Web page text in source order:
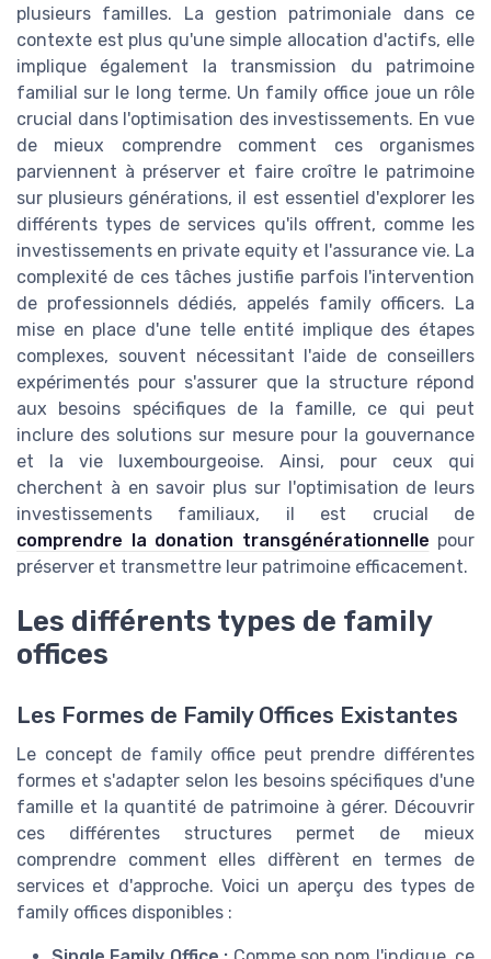
plusieurs familles. La gestion patrimoniale dans ce
contexte est plus qu'une simple allocation d'actifs, elle
implique également la transmission du patrimoine
familial sur le long terme. Un family office joue un rôle
crucial dans l'optimisation des investissements. En vue
de mieux comprendre comment ces organismes
parviennent à préserver et faire croître le patrimoine
sur plusieurs générations, il est essentiel d'explorer les
différents types de services qu'ils offrent, comme les
investissements en private equity et l'assurance vie. La
complexité de ces tâches justifie parfois l'intervention
de professionnels dédiés, appelés family officers. La
mise en place d'une telle entité implique des étapes
complexes, souvent nécessitant l'aide de conseillers
expérimentés pour s'assurer que la structure répond
aux besoins spécifiques de la famille, ce qui peut
inclure des solutions sur mesure pour la gouvernance
et la vie luxembourgeoise. Ainsi, pour ceux qui
cherchent à en savoir plus sur l'optimisation de leurs
investissements familiaux, il est crucial de
comprendre la donation transgénérationnelle pour
préserver et transmettre leur patrimoine efficacement.
Les différents types de family
offices
Les Formes de Family Offices Existantes
Le concept de family office peut prendre différentes
formes et s'adapter selon les besoins spécifiques d'une
famille et la quantité de patrimoine à gérer. Découvrir
ces différentes structures permet de mieux
comprendre comment elles diffèrent en termes de
services et d'approche. Voici un aperçu des types de
family offices disponibles :